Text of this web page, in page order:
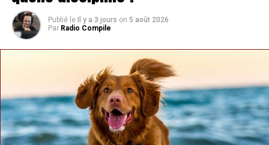
Publié le Il y a 3 jours on 5 août 2026
Par Radio Compile